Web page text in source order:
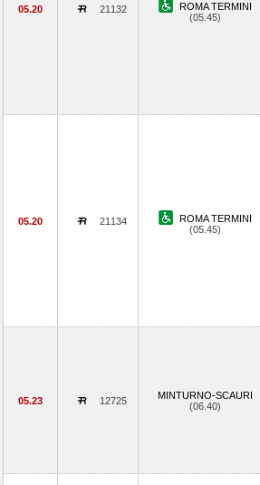
05.20 21132
ROMA TERMINI
(05.45)
05.20 21134
ROMA TERMINI
(05.45)
05.23 12725
MINTURNO-SCAURI
(06.40)